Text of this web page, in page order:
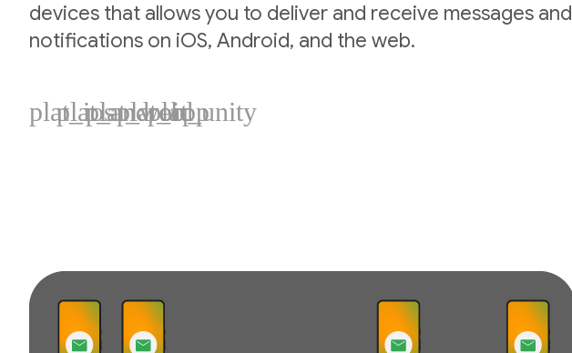
devices that allows you to deliver and receive messages and
notifications on iOS, Android, and the web.
plat_ios
plat_android
plat_web
plat_cpp
plat_unity